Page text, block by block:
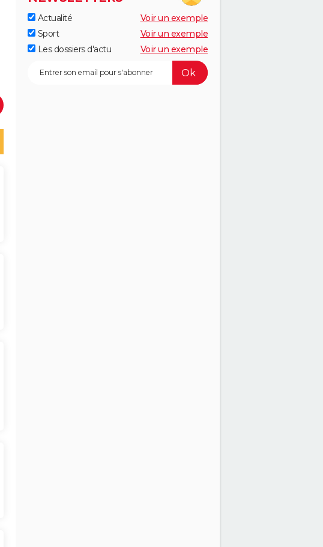
Actualité
Voir un exemple
Sport
Voir un exemple
Les dossiers d'actu
Voir un exemple